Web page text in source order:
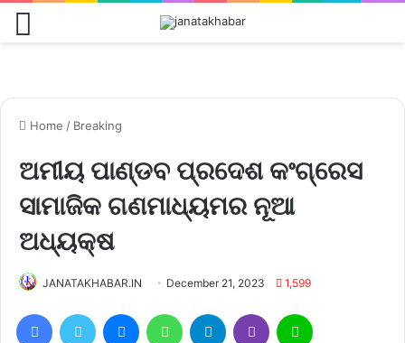
Home / Breaking
ଅମୀୟ ପାଣ୍ଡବ ପ୍ରଦେଶ କଂଗ୍ରେସ
ସାମାଜିକ ଗଣମାଧ୍ୟମର ନୂଆ
ଅଧ୍ୟକ୍ଷ
JANATAKHABAR.IN December 21, 2023 1,599
FacebookTwitter MessengerWhatsAppTelegram Viber